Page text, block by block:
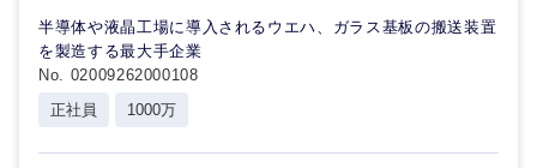
半導体や液晶工場に導入されるウエハ、ガラス基板の搬送装置
を製造する最大手企業
No. 02009262000108
正社員
1000万